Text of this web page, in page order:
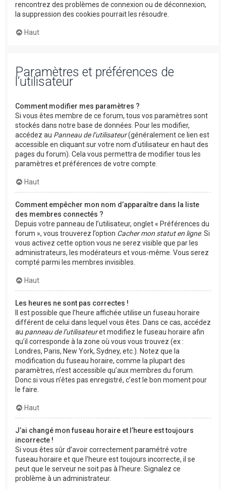
rencontrez des problèmes de connexion ou de déconnexion,
la suppression des cookies pourrait les résoudre.
Haut
Paramètres et préférences de
l’utilisateur
Comment modifier mes paramètres ?
Si vous êtes membre de ce forum, tous vos paramètres sont
stockés dans notre base de données. Pour les modifier,
accédez au Panneau de l’utilisateur(généralement ce lien est
accessible en cliquant sur votre nom d’utilisateur en haut des
pages du forum). Cela vous permettra de modifier tous les
paramètres et préférences de votre compte.
Haut
Comment empêcher mon nom d’apparaître dans la liste
des membres connectés ?
Depuis votre panneau de l’utilisateur, onglet « Préférences du
forum », vous trouverez l’option Cacher mon statut en ligne. Si
vous activez cette option vous ne serez visible que par les
administrateurs, les modérateurs et vous-même. Vous serez
compté parmi les membres invisibles.
Haut
Les heures ne sont pas correctes !
Il est possible que l’heure affichée utilise un fuseau horaire
différent de celui dans lequel vous êtes. Dans ce cas, accédez
au panneau de l’utilisateuret modifiez le fuseau horaire afin
qu’il corresponde à la zone où vous vous trouvez (ex :
Londres, Paris, New York, Sydney, etc.). Notez que la
modification du fuseau horaire, comme la plupart des
paramètres, n’est accessible qu’aux membres du forum.
Donc si vous n’êtes pas enregistré, c’est le bon moment pour
le faire.
Haut
J’ai changé mon fuseau horaire et l’heure est toujours
incorrecte !
Si vous êtes sûr d’avoir correctement paramétré votre
fuseau horaire et que l’heure est toujours incorrecte, il se
peut que le serveur ne soit pas à l’heure. Signalez ce
problème à un administrateur.